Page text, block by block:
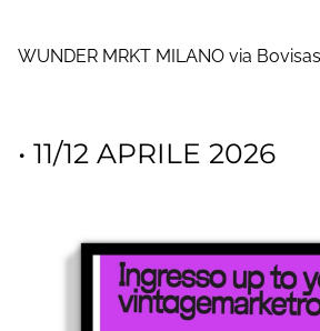
WUNDER MRKT MILANO via
• 11/12 APRILE 2026